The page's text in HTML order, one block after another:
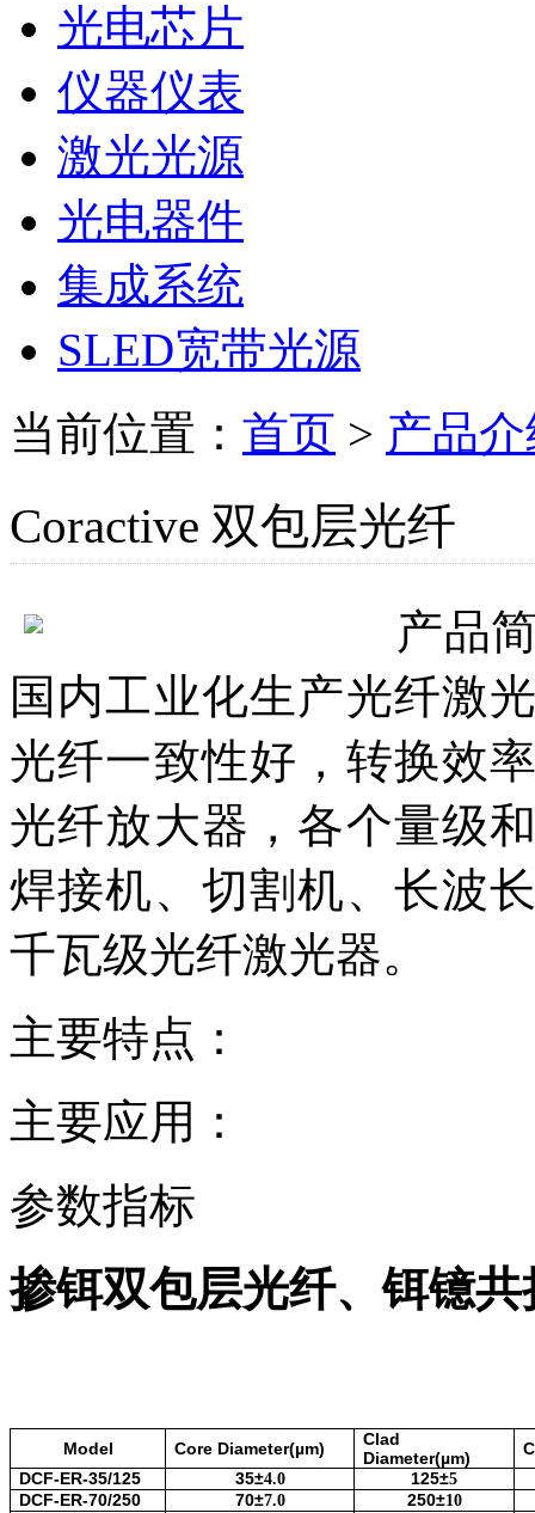
光电芯片
仪器仪表
激光光源
光电器件
集成系统
SLED宽带光源
当前位置： 首页 > 产品
Coractive 双包层光纤
产品
国内工业化生产光纤激
光纤一致性好，转换效
光纤放大器，各个量级
焊接机、切割机、长波
千瓦级光纤激光器。
主要特点：
主要应用：
参数指标
掺铒双包层光纤、铒镱
Model Core Diameter(µm)
Clad
Diameter(µm)
DCF-ER-35/125
35±4.0 125±5
DCF-ER-70/250 70±7.0 250±10